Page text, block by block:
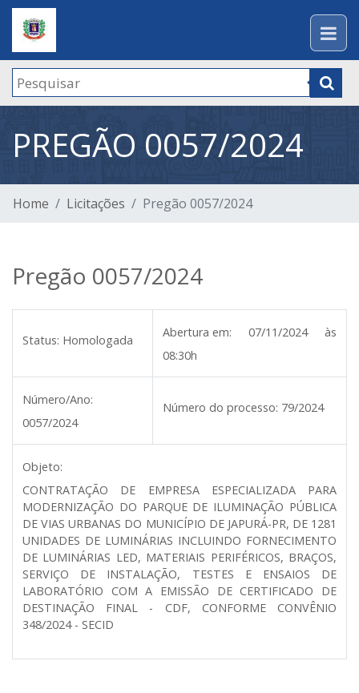
PREGÃO 0057/2024
Home Licitações Pregão 0057/2024
Pregão 0057/2024
Status: Homologada
Abertura em:
07/11/2024 às
08:30h
Número/Ano:
0057/2024
Número do processo: 79/2024
Objeto:
CONTRATAÇÃO DE EMPRESA ESPECIALIZADA PARA
MODERNIZAÇÃO DO PARQUE DE ILUMINAÇÃO PÚBLICA
DE VIAS URBANAS DO MUNICÍPIO DE JAPURÁ-PR, DE 1281
UNIDADES DE LUMINÁRIAS INCLUINDO FORNECIMENTO
DE LUMINÁRIAS LED, MATERIAIS PERIFÉRICOS, BRAÇOS,
SERVIÇO DE INSTALAÇÃO, TESTES E ENSAIOS DE
LABORATÓRIO COM A EMISSÃO DE CERTIFICADO DE
DESTINAÇÃO FINAL - CDF, CONFORME CONVÊNIO
348/2024 - SECID